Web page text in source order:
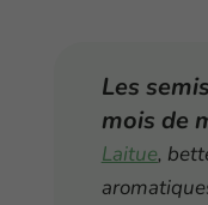
Les
mois de
Laitue,